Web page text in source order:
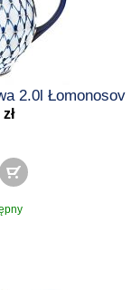
2.0l Łomonosov